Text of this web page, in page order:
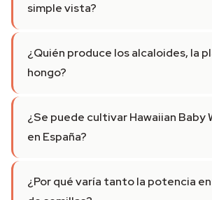
simple vista?
¿Quién produce los alcaloides, la
hongo?
¿Se puede cultivar Hawaiian Baby
en España?
¿Por qué varía tanto la potencia